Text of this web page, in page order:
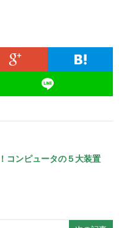
コンピュータの５大装置